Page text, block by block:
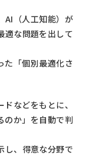
AI（人工知能）が
適な問題を出して
た「個別最適化さ
などをもとに、
のか」を自動で判
し、得意な分野で